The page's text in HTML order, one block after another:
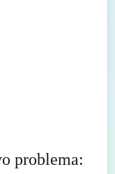
problema: